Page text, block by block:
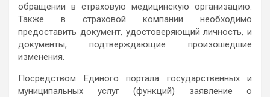
обращении в страховую медицинскую организацию.
Также в страховой компании необходимо
предоставить документ, удостоверяющий личность, и
документы, подтверждающие произошедшие
изменения.
Посредством Единого портала государственных и
муниципальных услуг (функций) заявление о